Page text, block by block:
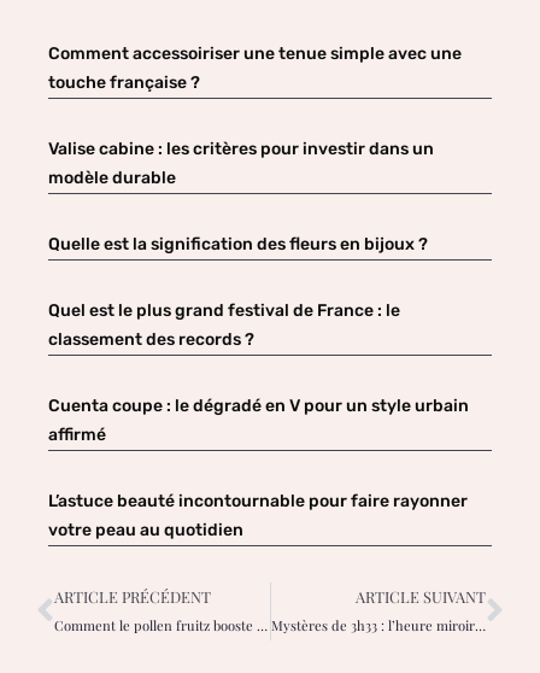
Comment accessoiriser une tenue simple avec une
touche française ?
Valise cabine : les critères pour investir dans un
modèle durable
Quelle est la signification des fleurs en bijoux ?
Quel est le plus grand festival de France : le
classement des records ?
Cuenta coupe : le dégradé en V pour un style urbain
affirmé
L’astuce beauté incontournable pour faire rayonner
votre peau au quotidien
ARTICLE PRÉCÉDENT
Comment le pollen fruitz booste votre visibilité en ligne et multiplie les connexions
ARTICLE SUIVANT
Mystères de 3h33 : l’heure miroir qui éclaire vos réflexions personnelles